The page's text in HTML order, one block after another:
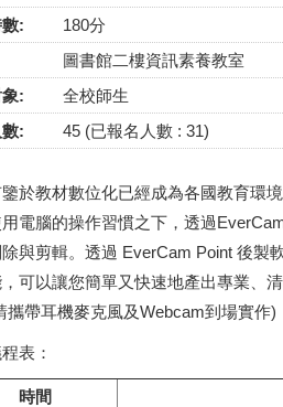
:
180分
圖書館二樓資訊素養教室
:
全校師生
:
45 (已報名人數 : 31)
於教材數位化已經成為各國教育環
電腦的操作習慣之下，透過
與剪輯。透過 EverCam Point 後製
可以讓您簡單又快速地產出專業、
攜帶耳機麥克風及Webcam到場實作)
表：
時間